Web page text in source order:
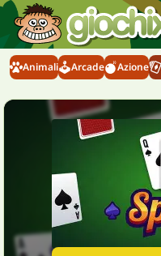
Animali Arcade Azione